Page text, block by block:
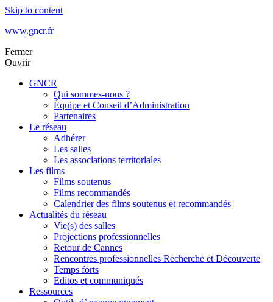
Skip to content
www.gncr.fr
Fermer
Ouvrir
GNCR
Qui sommes-nous ?
Équipe et Conseil d’Administration
Partenaires
Le réseau
Adhérer
Les salles
Les associations territoriales
Les films
Films soutenus
Films recommandés
Calendrier des films soutenus et recommandés
Actualités du réseau
Vie(s) des salles
Projections professionnelles
Retour de Cannes
Rencontres professionnelles Recherche et Découverte
Temps forts
Editos et communiqués
Ressources